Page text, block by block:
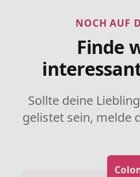
NOCH AUF
Finde
Sollte deine
gelistet sein, melde